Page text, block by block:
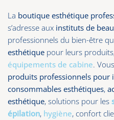
La boutique esthétique
s’adresse aux instituts de
professionnels du bien-être
esthétique pour leurs
équipements de cabine.
produits professionnels pour
consommables esthétiques,
esthétique, solutions pour les
épilation, hygiène, confort